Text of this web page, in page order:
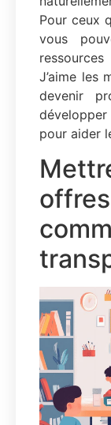
Pour ceux
vous
J’aime les
devenir
pour aider